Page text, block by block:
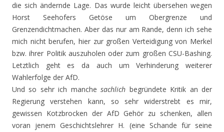
die sich ändernde Lage. Das wurde leicht übersehen wegen
Horst Seehofers Getöse um Obergrenze und
Grenzendichtmachen. Aber das nur am Rande, denn ich sehe
mich nicht berufen, hier zur großen Verteidigung von Merkel
bzw. ihrer Politik auszuholen oder zum großen CSU-Bashing.
Letztlich geht es da auch um Verhinderung weiterer
Wahlerfolge der AfD.
Und so sehr ich manchesachlich begründete Kritik an der
Regierung verstehen kann, so sehr widerstrebt es mir,
gewissen Kotzbrocken der AfD Gehör zu schenken, allen
voran jenem Geschichtslehrer H. (eine Schande für seine